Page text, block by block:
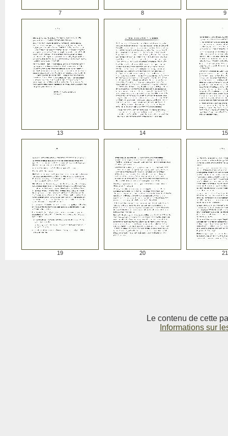
7 8 9
13 14 15
19 20 21
Le contenu de cette
Informations sur